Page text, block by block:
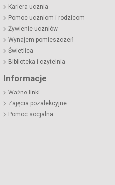
Kariera ucznia
Pomoc uczniom i rodzicom
Żywienie uczniów
Wynajem pomieszczeń
Świetlica
Biblioteka i czytelnia
Informacje
Ważne linki
Zajęcia pozalekcyjne
Pomoc socjalna